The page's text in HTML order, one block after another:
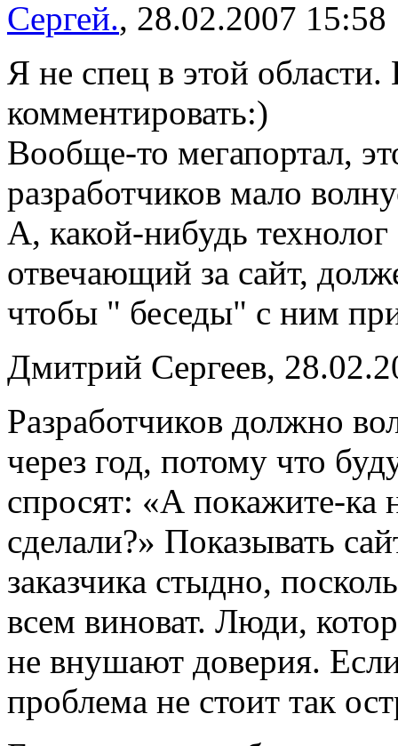
Сергей., 28.02.2007 15:58
Я не спец в этой
комментировать:)
Вообще-то мегапортал,
разработчиков мало
А, какой-нибудь
отвечающий за сайт,
чтобы " беседы" с ним
Дмитрий Сергеев,
Разработчиков должно
через год, потому что
спросят: «А покажите-ка
сделали?» Показывать
заказчика стыдно,
всем виноват. Люди,
не внушают доверия.
проблема не стоит так